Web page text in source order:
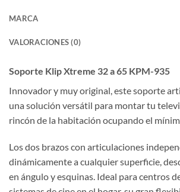
MARCA
VALORACIONES (0)
Soporte Klip Xtreme 32 a 65 KPM-935
Innovador y muy original, este soporte
una solución versátil para montar tu
rincón de la habitación ocupando el
Los dos brazos con articulaciones
dinámicamente a cualquier superficie,
en ángulo y esquinas. Ideal para centros